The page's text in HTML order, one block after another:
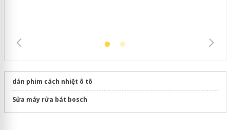
dán phim cách nhiệt ô tô
Sửa máy rửa bát bosch